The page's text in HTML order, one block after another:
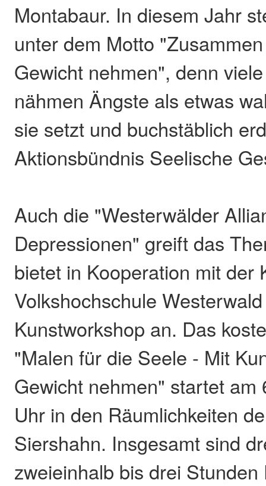
Montabaur. In diesem Jahr
unter dem Motto
Gewicht nehmen", denn
nähmen Ängste als etwas
sie setzt und buchstäblich
Aktionsbündnis Seelische
Auch die "Westerwälder
Depressionen" greift das
bietet in Kooperation mit der
Volkshochschule
Kunstworkshop an. Das
"Malen für die Seele - Mit
Gewicht nehmen" startet am
Uhr in den Räumlichkeiten
Siershahn. Insgesamt sind
zweieinhalb bis drei